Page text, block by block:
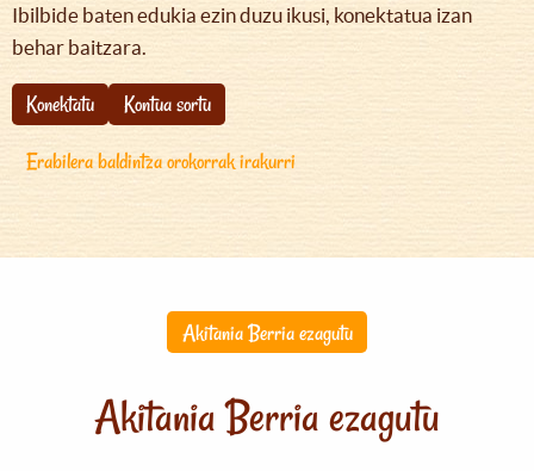
Ibilbide baten edukia ezin duzu ikusi, konektatua izan
behar baitzara.
Konektatu
Kontua sortu
Erabilera baldintza orokorrak irakurri
Akitania Berria ezagutu
Akitania Berria ezagutu